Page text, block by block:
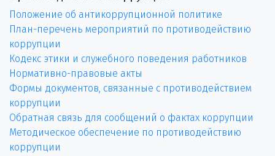
Положение об антикоррупционной политике
План-перечень мероприятий по противодействию
коррупции
Кодекс этики и служебного поведения работников
Нормативно-правовые акты
Формы документов, связанные с противодействием
коррупции
Обратная связь для сообщений о фактах коррупции
Методическое обеспечение по противодействию
коррупции